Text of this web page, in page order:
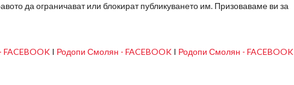
да ограничават или блокират публикуването им. Призоваваме ви за
I Родопи Смолян - FACEBOOK I Родопи Смолян - FACEBOOK